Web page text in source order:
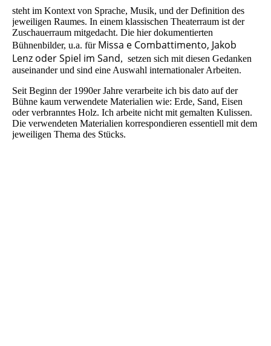
steht im Kontext von Sprache, Musik, und der Definition des
jeweiligen Raumes. In einem klassischen Theaterraum ist der
Zuschauerraum mitgedacht. Die hier dokumentierten
Bühnenbilder, u.a. für Missa e Combattimento, Jakob
Lenz oder Spiel im Sand, setzen sich mit diesen Gedanken
auseinander und sind eine Auswahl internationaler Arbeiten.
Seit Beginn der 1990er Jahre verarbeite ich bis dato auf der
Bühne kaum verwendete Materialien wie: Erde, Sand, Eisen
oder verbranntes Holz. Ich arbeite nicht mit gemalten Kulissen.
Die verwendeten Materialien korrespondieren essentiell mit dem
jeweiligen Thema des Stücks.